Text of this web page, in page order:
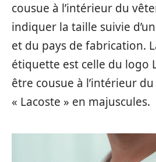
cousue à l’intérieur du
indiquer la taille suivie
et du pays de fabrication.
étiquette est celle du logo
être cousue à l’intérieur
« Lacoste » en majuscules.